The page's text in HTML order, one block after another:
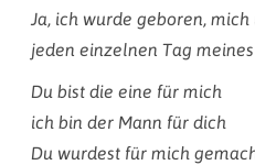
Ja, ich wurde geboren,
jeden einzelnen Tag
Du bist die eine für mich
ich bin der Mann für dich
Du wurdest für mich